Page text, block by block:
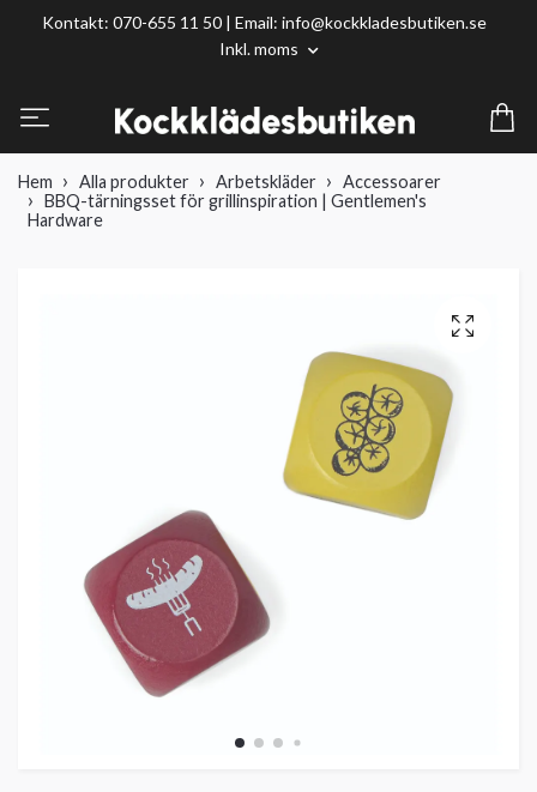
Kontakt: 070-655 11 50 | Email: info@kockkladesbutiken.se
Inkl. moms
Hem Alla produkter Arbetskläder
Accessoarer
BBQ-tärningsset för grillinspiration | Gentlemen's
Hardware